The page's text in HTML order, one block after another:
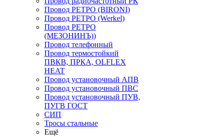
Провод РЕТРО (BIRONI)
Провод РЕТРО (Werkel)
Провод РЕТРО
(МЕЗОНИНЪ))
Провод телефонный
Провод термостойкий
ПВКВ, ПРКА, OLFLEX
HEAT
Провод установочный АПВ
Провод установочный ПВС
Провод установочный ПУВ,
ПУГВ ГОСТ
СИП
Тросы стальные
Ещё